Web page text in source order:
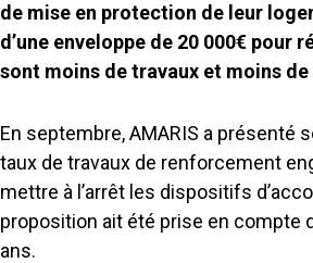
de mise en protection de leur
d’une enveloppe de 20 000€
sont moins de travaux et moins
En septembre, AMARIS a présenté
taux de travaux de renforcement
mettre à l’arrêt les dispositifs
proposition ait été prise en compte
ans.